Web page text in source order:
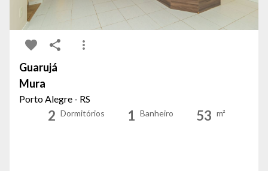
Guarujá
Mura
Porto Alegre - RS
2 Dormitórios 1 Banheiro 53 m²